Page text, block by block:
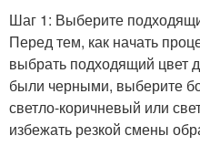
Шаг 1: Выберите
Перед тем, как начать
выбрать подходящий цвет
были черными, выберите
светло-коричневый или
избежать резкой смены